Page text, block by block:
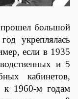
большой
укреплялась
если в 1935
и 5
кабинетов,
к 1960-м годам